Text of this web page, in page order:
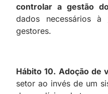
controlar a gestão
dados necessários à
gestores.
Hábito 10. Adoção de
setor ao invés de um